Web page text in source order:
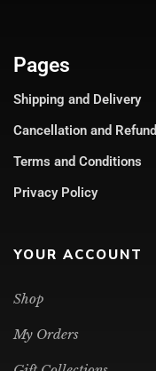
Pages
Shipping and Delivery
Cancellation and Refund
Terms and Conditions
Privacy Policy
YOUR ACCOUNT
Shop
My Orders